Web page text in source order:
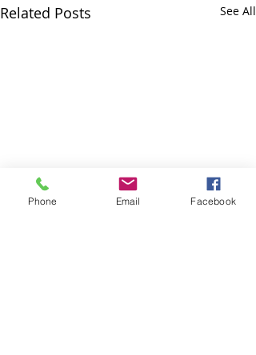
Related Posts See All
Phone Email Facebook